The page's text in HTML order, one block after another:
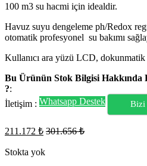
100 m3 su hacmi için idealdir.
Havuz suyu dengeleme ph/Redox
otomatik profesyonel su bakımı
Kullanıcı ara yüzü LCD, dokunmatik
Bu Ürünün Stok Bilgisi
?:
İletişim : Whatsapp Destek Bizi
211.172 ₺ 301.656₺
Stokta yok